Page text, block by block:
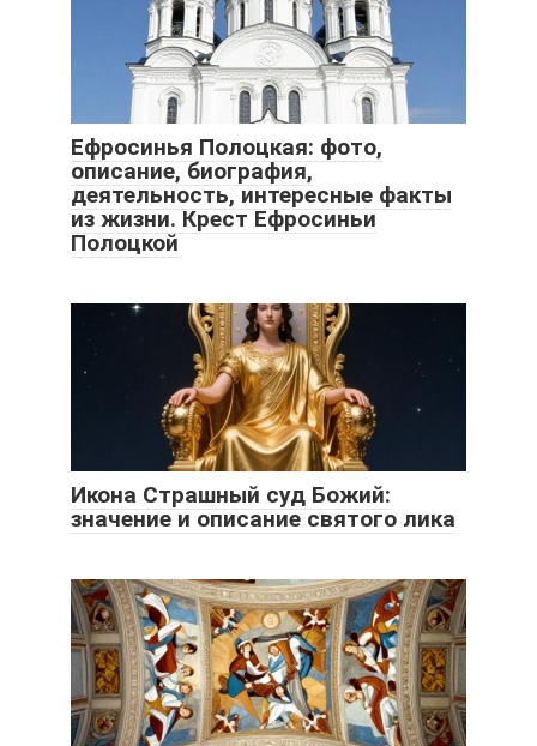
Ефросинья Полоцкая: фото,
описание, биография,
деятельность, интересные факты
из жизни. Крест Ефросиньи
Полоцкой
Икона Страшный суд Божий:
значение и описание святого лика